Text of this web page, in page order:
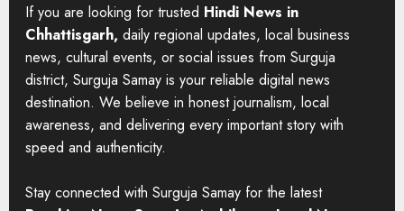
If you are looking for trusted Hindi News in
Chhattisgarh, daily regional updates, local business
news, cultural events, or social issues from Surguja
district, Surguja Samay is your reliable digital news
destination. We believe in honest journalism, local
awareness, and delivering every important story with
speed and authenticity.
Stay connected with Surguja Samay for the latest